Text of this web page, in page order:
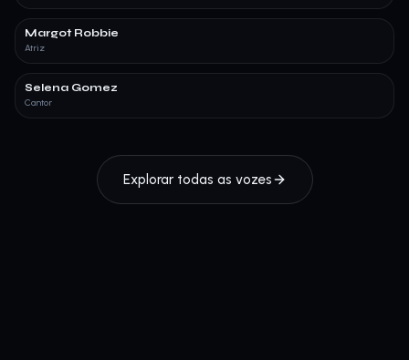
Margot Robbie
Atriz
Selena Gomez
Cantor
Explorar todas as vozes